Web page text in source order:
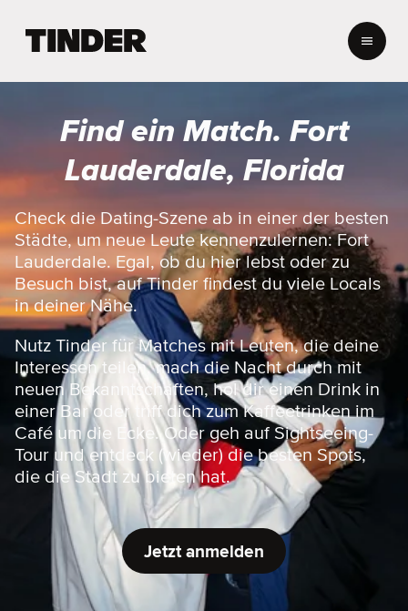
e
r
S
a
r
t
s
e
i
t
e
Find ein Match. Fort
Lauderdale, Florida
Check die Dating-Szene ab in einer der besten
Städte, um neue Leute kennenzulernen: Fort
Lauderdale. Egal, ob du hier lebst oder zu
Besuch bist, auf Tinder findest du viele Locals
in deiner Nähe.
Nutz Tinder für Matches mit Leuten, die deine
Interessen teilen, mach die Nacht durch mit
neuen Bekanntschaften, hol dir einen Drink in
einer Bar oder triff dich zum Kaffeetrinken im
Café um die Ecke. Oder geh auf Sightseeing-
Tour und entdeck (wieder) die besten Spots,
die die Stadt zu bieten hat.
Jetzt anmelden